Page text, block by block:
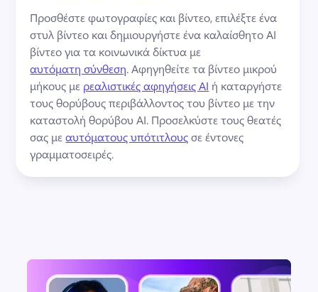
Προσθέστε φωτογραφίες και βίντεο, επιλέξτε ένα
στυλ βίντεο και δημιουργήστε ένα καλαίσθητο AI
βίντεο για τα κοινωνικά δίκτυα με
αυτόματη σύνθεση. Αφηγηθείτε τα βίντεο μικρού
μήκους με ρεαλιστικές αφηγήσεις AI ή καταργήστε
τους θορύβους περιβάλλοντος του βίντεο με την
καταστολή θορύβου AI. Προσελκύστε τους θεατές
σας με αυτόματους υπότιτλους σε έντονες
γραμματοσειρές.